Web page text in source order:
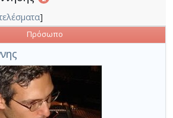
]
Πρόσωπο